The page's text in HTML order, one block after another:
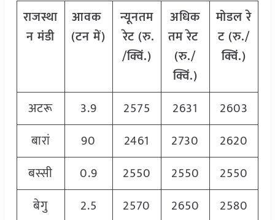
राजस्था
न मंडी
आवक
(टन में)
न्यूनतम
रेट(रु.
/क्विं.)
अधिक
तमरेट
(रु./
क्विं.)
मोडलरे
ट (रु./
क्विं.)
अटरू 3.9 2575 2631
2603
बारां
90 2461 2730
2620
बस्सी
0.9 2550 2550
2550
बेगु
2.5 2570 2650 2580